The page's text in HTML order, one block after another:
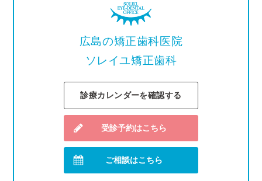
広島の矯正歯科医院
ソレイユ矯正歯科
診療カレンダーを確認する
受診予約はこちら
ご相談はこちら